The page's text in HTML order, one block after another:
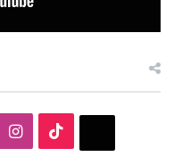
Instagram